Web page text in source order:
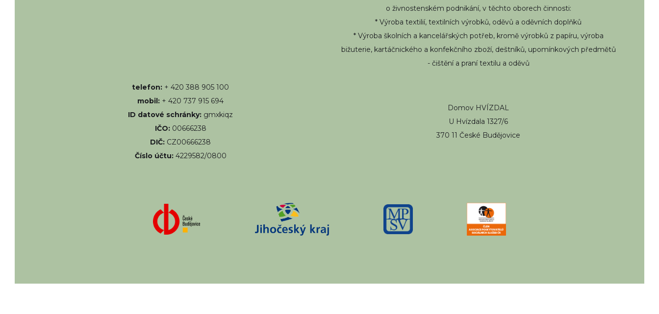
o živnostenském podnikání, v těchto oborech činnosti:
* Výroba textilií, textilních výrobků, oděvů a oděvních doplňků
* Výroba školních a kancelářských potřeb, kromě výrobků z papíru, výroba
bižuterie, kartáčnického a konfekčního zboží, deštníků, upomínkových předmětů
- čištění a praní textilu a oděvů
telefon: + 420 388 905 100
mobil: + 420 737 915 694
ID datové schránky: gmxkiqz
IČO:00666238
DIČ: CZ00666238
Číslo účtu: 4229582/0800
Domov HVÍZDAL
U Hvízdala 1327/6
370 11 České Budějovice